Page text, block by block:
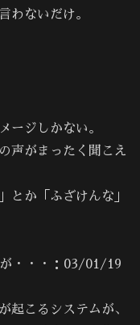
わないだけ。
ージしかない。
声がまったく聞こえ
とか「ふざけんな」
・・・：03/01/19
起こるシステムが、